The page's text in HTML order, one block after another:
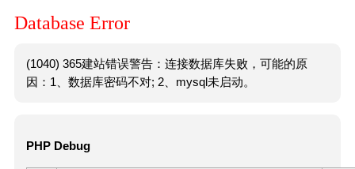
Database Error
(1040) 365建站错误警告：连接数据库失败，可能的原
因：1、数据库密码不对; 2、mysql未启动。
PHP Debug